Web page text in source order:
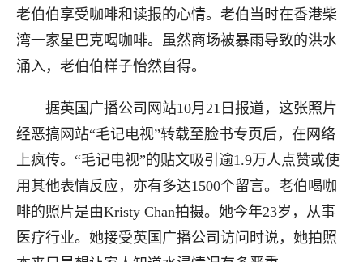
老伯伯享受咖啡和读报的心情。老伯当时在香港柴
湾一家星巴克喝咖啡。虽然商场被暴雨导致的洪水
涌入，老伯伯样子怡然自得。
据英国广播公司网站10月21日报道，这张照片
经恶搞网站“毛记电视”转载至脸书专页后，在网络
上疯传。“毛记电视”的贴文吸引逾1.9万人点赞或使
用其他表情反应，亦有多达1500个留言。老伯喝咖
啡的照片是由Kristy Chan拍摄。她今年23岁，从事
医疗行业。她接受英国广播公司访问时说，她拍照